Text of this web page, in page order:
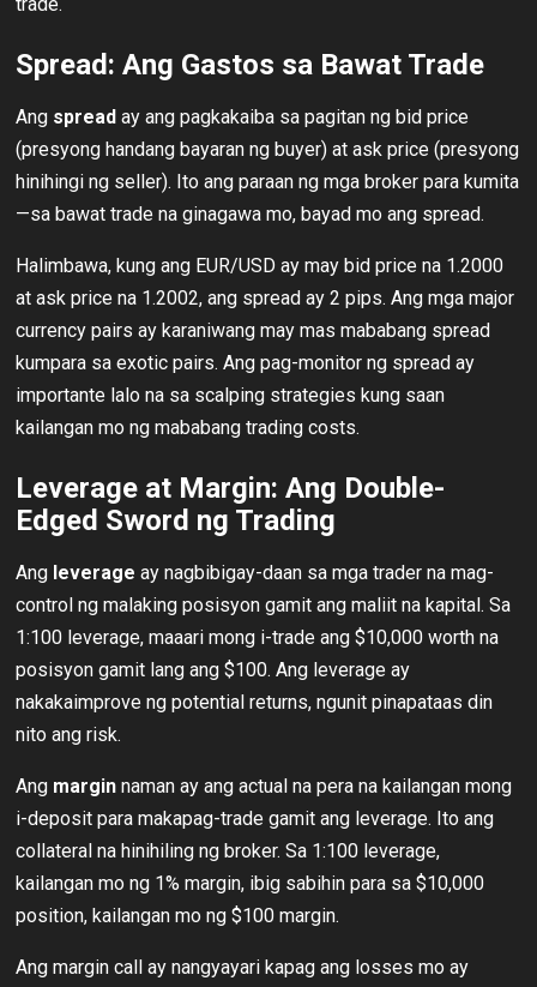
Spread: Ang Gastos sa Bawat Trade
Ang spread ay ang pagkakaiba sa pagitan ng bid price
(presyong handang bayaran ng buyer) at ask price (presyong
hinihingi ng seller). Ito ang paraan ng mga broker para kumita
—sa bawat trade na ginagawa mo, bayad mo ang spread.
Halimbawa, kung ang EUR/USD ay may bid price na 1.2000
at ask price na 1.2002, ang spread ay 2 pips. Ang mga major
currency pairs ay karaniwang may mas mababang spread
kumpara sa exotic pairs. Ang pag-monitor ng spread ay
importante lalo na sa scalping strategies kung saan
kailangan mo ng mababang trading costs.
Leverage at Margin: Ang Double-
Edged Sword ng Trading
Ang leverage ay nagbibigay-daan sa mga trader na mag-
control ng malaking posisyon gamit ang maliit na kapital. Sa
1:100 leverage, maaari mong i-trade ang $10,000 worth na
posisyon gamit lang ang $100. Ang leverage ay
nakakaimprove ng potential returns, ngunit pinapataas din
nito ang risk.
Ang margin naman ay ang actual na pera na kailangan mong
i-deposit para makapag-trade gamit ang leverage. Ito ang
collateral na hinihiling ng broker. Sa 1:100 leverage,
kailangan mo ng 1% margin, ibig sabihin para sa $10,000
position, kailangan mo ng $100 margin.
Ang margin call ay nangyayari kapag ang losses mo ay